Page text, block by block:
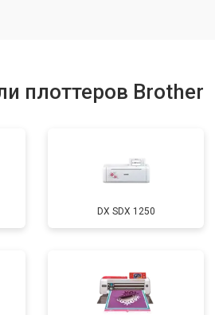
плоттеров Brother
DX SDX 1250